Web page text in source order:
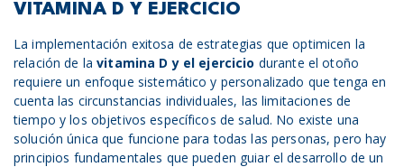
VITAMINA D Y EJERCICIO
La implementación exitosa de estrategias que optimicen la
relación de lavitamina D yel ejercicio durante el otoño
requiere un enfoque sistemático y personalizado que tenga en
cuenta las circunstancias individuales, las limitaciones de
tiempo y los objetivos específicos de salud. No existe una
solución única que funcione para todas las personas, pero hay
principios fundamentales que pueden guiar el desarrollo de un